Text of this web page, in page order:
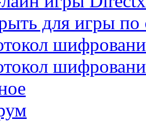
для игры по